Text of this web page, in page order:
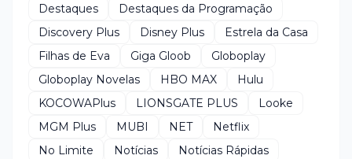
Destaques
Destaques da Programação
Discovery Plus
Disney Plus
Estrela da Casa
Filhas de Eva
Giga Gloob
Globoplay
Globoplay Novelas
HBO MAX
Hulu
KOCOWAPlus
LIONSGATE PLUS
Looke
MGM Plus
MUBI NET
Netflix
No Limite
Notícias Notícias Rápidas